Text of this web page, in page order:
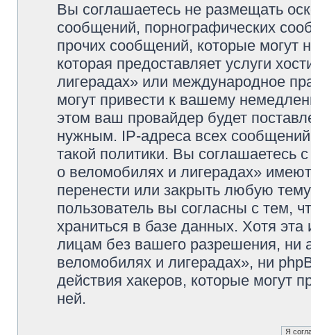
Вы соглашаетесь не размещать
сообщений, порнографических
прочих сообщений, которые могут
которая предоставляет услуги
лигерадах» или международное
могут привести к вашему
этом ваш провайдер будет
нужным. IP-адреса всех
такой политики. Вы
о веломобилях и лигерадах»
перенести или закрыть любую
пользователь вы согласны с тем,
храниться в базе данных. Хотя
лицам без вашего разрешения, ни
веломобилях и лигерадах», ни
действия хакеров, которые могут
ней.